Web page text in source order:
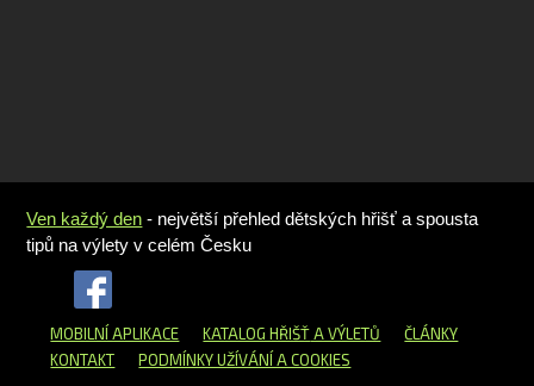
Ven každý den - největší přehled dětských hřišť a spousta
tipů na výlety v celém Česku
MOBILNÍ APLIKACE KATALOG HŘIŠŤA VÝLETŮ
ČLÁNKY
KONTAKT
PODMÍNKY UŽÍVÁNÍ A COOKIES